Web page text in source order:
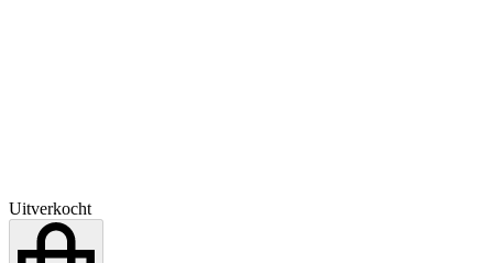
Uitverkocht